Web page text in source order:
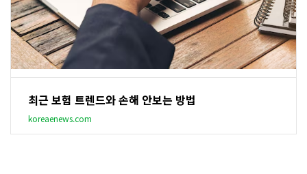
최근 보험 트렌드와 손해 안보는 방법
koreaenews.com